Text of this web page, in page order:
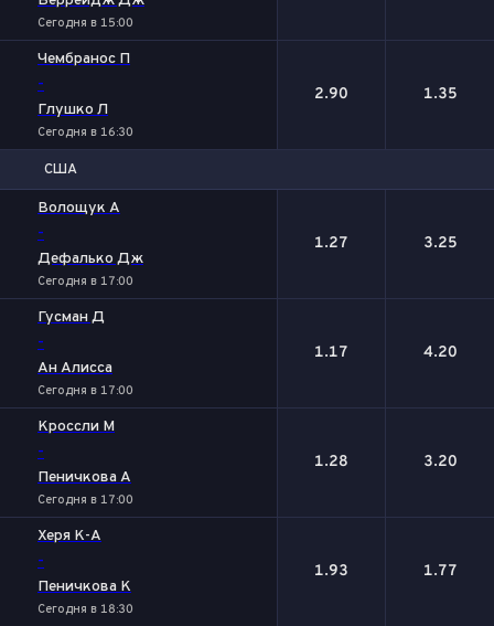
Сегодня в 15:00
Чембранос П
-
Глушко Л
Сегодня в 16:30
2.90 1.35
США
Волощук А
-
Дефалько Дж
Сегодня в 17:00
1.27 3.25
Гусман Д
-
Ан Алисса
Сегодня в 17:00
1.17 4.20
Кроссли М
-
Пеничкова А
Сегодня в 17:00
1.28 3.20
Херя К-А
-
Пеничкова К
Сегодня в 18:30
1.93 1.77